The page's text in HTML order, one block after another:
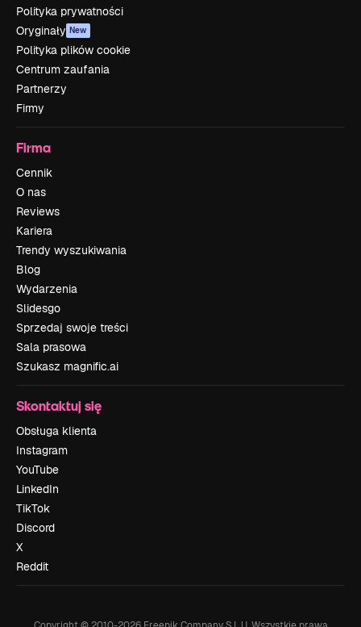
Polityka prywatności
Oryginały New
Polityka plików cookie
Centrum zaufania
Partnerzy
Firmy
Firma
Cennik
O nas
Reviews
Kariera
Trendy wyszukiwania
Blog
Wydarzenia
Slidesgo
Sprzedaj swoje treści
Sala prasowa
Szukasz magnific.ai
Skontaktuj się
Obsługa klienta
Instagram
YouTube
LinkedIn
TikTok
Discord
X
Reddit